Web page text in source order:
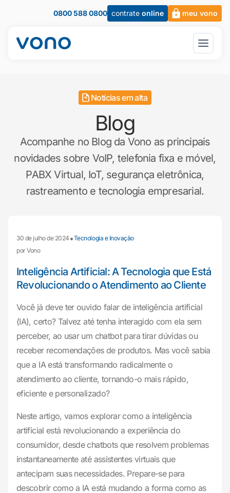
0800 588 0800 contrate online meu vono
Notícias em alta
Blog
Acompanhe no Blog da Vono as principais
novidades sobre VoIP, telefonia fixa e móvel,
PABX Virtual, IoT, segurança eletrônica,
rastreamento e tecnologia empresarial.
30 de julho de 2024 •Tecnologia e Inovação
por Vono
Inteligência Artificial: A Tecnologia que Está
Revolucionando o Atendimento ao Cliente
Você já deve ter ouvido falar de inteligência artificial
(IA), certo? Talvez até tenha interagido com ela sem
perceber, ao usar um chatbot para tirar dúvidas ou
receber recomendações de produtos. Mas você sabia
que a IA está transformando radicalmente o
atendimento ao cliente, tornando-o mais rápido,
eficiente e personalizado?
Neste artigo, vamos explorar como a inteligência
artificial está revolucionando a experiência do
consumidor, desde chatbots que resolvem problemas
instantaneamente até assistentes virtuais que
antecipam suas necessidades. Prepare-se para
descobrir como a IA está mudando a forma como as